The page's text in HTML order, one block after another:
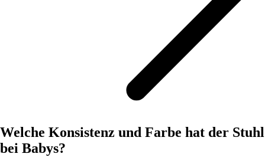
Welche Konsistenz und Farbe hat der Stuhl
bei Babys?